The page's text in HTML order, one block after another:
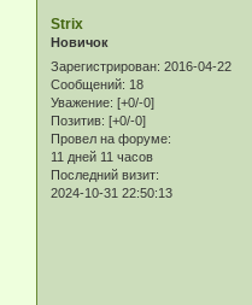
Strix
Новичок
Зарегистрирован: 2016-04-22
Сообщений: 18
Уважение: [+0/-0]
Позитив: [+0/-0]
Провел на форуме:
11 дней 11 часов
Последний визит:
2024-10-31 22:50:13